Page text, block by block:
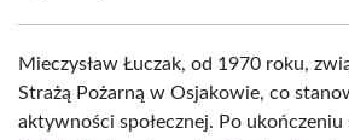
Mieczysław Łuczak, od 1970 roku,
Strażą Pożarną w Osjakowie, co
aktywności społecznej. Po